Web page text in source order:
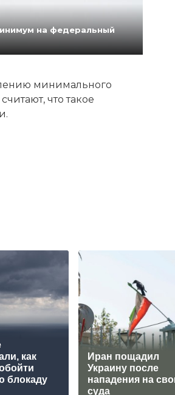
на федеральный
минимального
что такое
как
блокаду
Иран пощадил
Украину после
нападения на
суда